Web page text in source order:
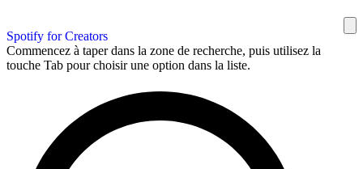
Spotify for Creators
Commencez à taper dans la zone de recherche, puis utilisez la
touche Tab pour choisir une option dans la liste.